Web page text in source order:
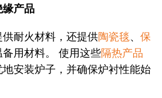
缘产品
耐火材料，还提供陶瓷毯、 保
用材料。 使用这些隔热产品
安装炉子，并确保炉衬性能始